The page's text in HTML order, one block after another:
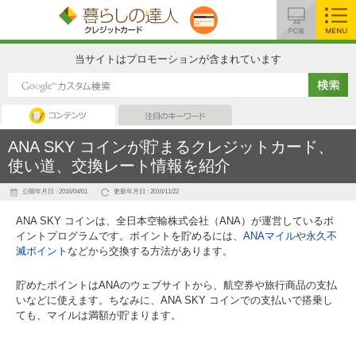
MENU
当サイトはプロモーションが含まれています
コンテンツ 注目のキーワード
ANA SKY コインが貯まるクレジットカード、
使い道、交換レート情報を紹介
公開年月日 : 2016/04/01 更新年月日 : 2016/11/22
ANA SKY コインは、全日本空輸株式会社（ANA）が運営しているポ
イントプログラムです。ポイントを貯めるには、 ANAマイルや永久不
滅ポイント などから交換する方法があります。
貯めたポイントはANAのウェブサイトから、航空券や旅行商品の支払
いなどに使えます。ちなみに、ANA SKY コインでの支払いで搭乗し
ても、マイルは満額が貯まります。